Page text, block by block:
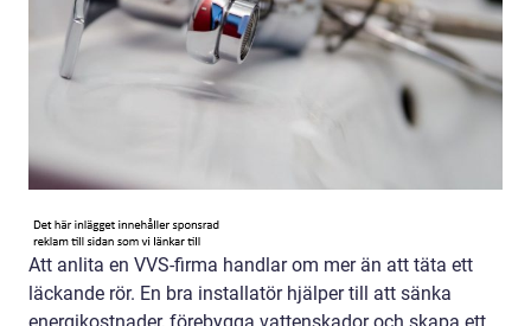
Att anlita en VVS-firma handlar om mer än att täta ett
läckande rör. En bra installatör hjälper till att sänka